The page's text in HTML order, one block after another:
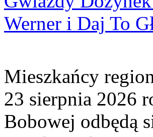
Werner i Daj To
Mieszkańcy
23 sierpnia 2026
Bobowej odbędą